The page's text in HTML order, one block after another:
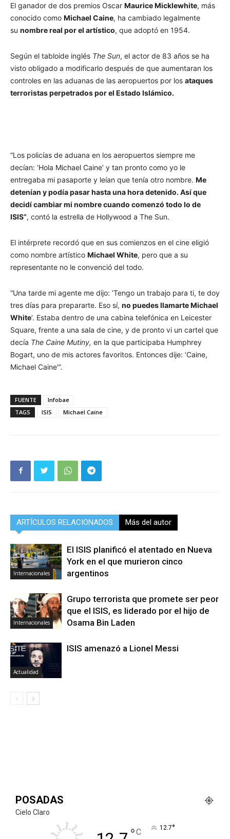
El ganador de dos premios Oscar Maurice Micklewhite, más
conocido como Michael Caine, ha cambiado legalmente
su nombre real por el artístico, que adoptó en 1954.
Según el tabloide inglés The Sun, el actor de 83 años se ha
visto obligado a modificarlo después de que aumentaran los
controles en las aduanas de las aeropuertos por los ataques
terroristas perpetrados por el Estado Islámico.
“Los policías de aduana en los aeropuertos siempre me
decían: ‘Hola Michael Caine’ y tan pronto como yo le
entregaba mi pasaporte y leían que tenía otro nombre. Me
detenían y podía pasar hasta una hora detenido. Así que
decidí cambiar mi nombre cuando comenzó todo lo de
ISIS”, contó la estrella de Hollywood a The Sun.
El intérprete recordó que en sus comienzos en el cine eligió
como nombre artístico Michael White, pero que a su
representante no le convenció del todo.
“Una tarde mi agente me dijo: ‘Tengo un trabajo para ti, te doy
tres días para prepararte. Eso sí, no puedes llamarte Michael
White‘. Estaba dentro de una cabina telefónica en Leicester
Square, frente a una sala de cine, y de pronto vi un cartel que
decía The Caine Mutiny, en la que participaba Humphrey
Bogart, uno de mis actores favoritos. Entonces dije: ‘Caine,
Michael Caine'”.
FUENTE
Infobae
TAGS
ISIS Michael Caine
ARTÍCULOS RELACIONADOS Más del autor
Internacionales
El ISIS planificó el atentado en Nueva
York en el que murieron cinco
argentinos
Internacionales
Grupo terrorista que promete ser peor
que el ISIS, es liderado por el hijo de
Osama Bin Laden
Actualidad
ISIS amenazó a Lionel Messi
POSADAS
Cielo Claro
°C 12.7°